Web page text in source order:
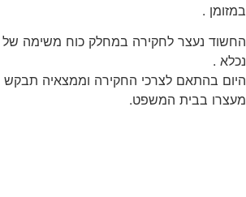
.
נעצר לחקירה במחלק כוח משימה של ימ"ר
לצרכי החקירה וממצאיה תבקש
בבית המשפט.